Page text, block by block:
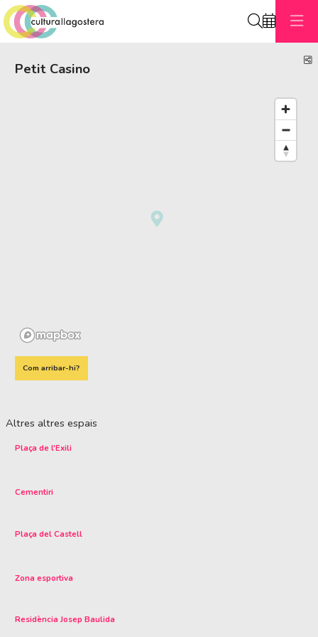
Petit Casino
Com arribar-hi?
Altres altres espais
Plaça de l'Exili
Cementiri
Plaça del Castell
Zona esportiva
Residència Josep Baulida